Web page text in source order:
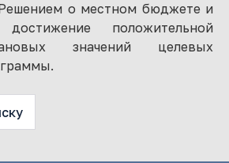
о местном бюджете и
достижение положительной
значений целевых